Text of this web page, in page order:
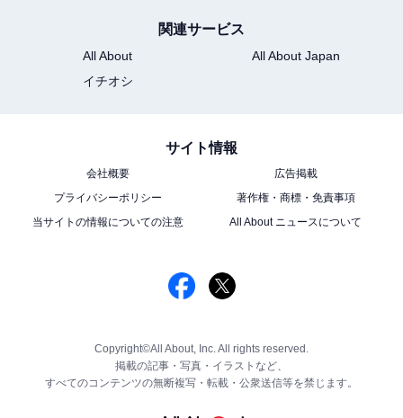
関連サービス
All About
All About Japan
イチオシ
サイト情報
会社概要
広告掲載
プライバシーポリシー
著作権・商標・免責事項
当サイトの情報についての注意
All About ニュースについて
Copyright©All About, Inc. All rights reserved.
掲載の記事・写真・イラストなど、
すべてのコンテンツの無断複写・転載・公衆送信等を禁じます。